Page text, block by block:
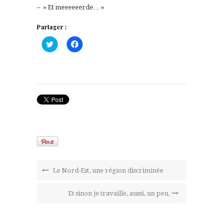
– » Et meeeeeerde… »
Partager :
Cliquez
pour
fenêtre)
Cliquez
pour
Le Nord-Est, une région discriminée
Et sinon je travaille, aussi, un peu.